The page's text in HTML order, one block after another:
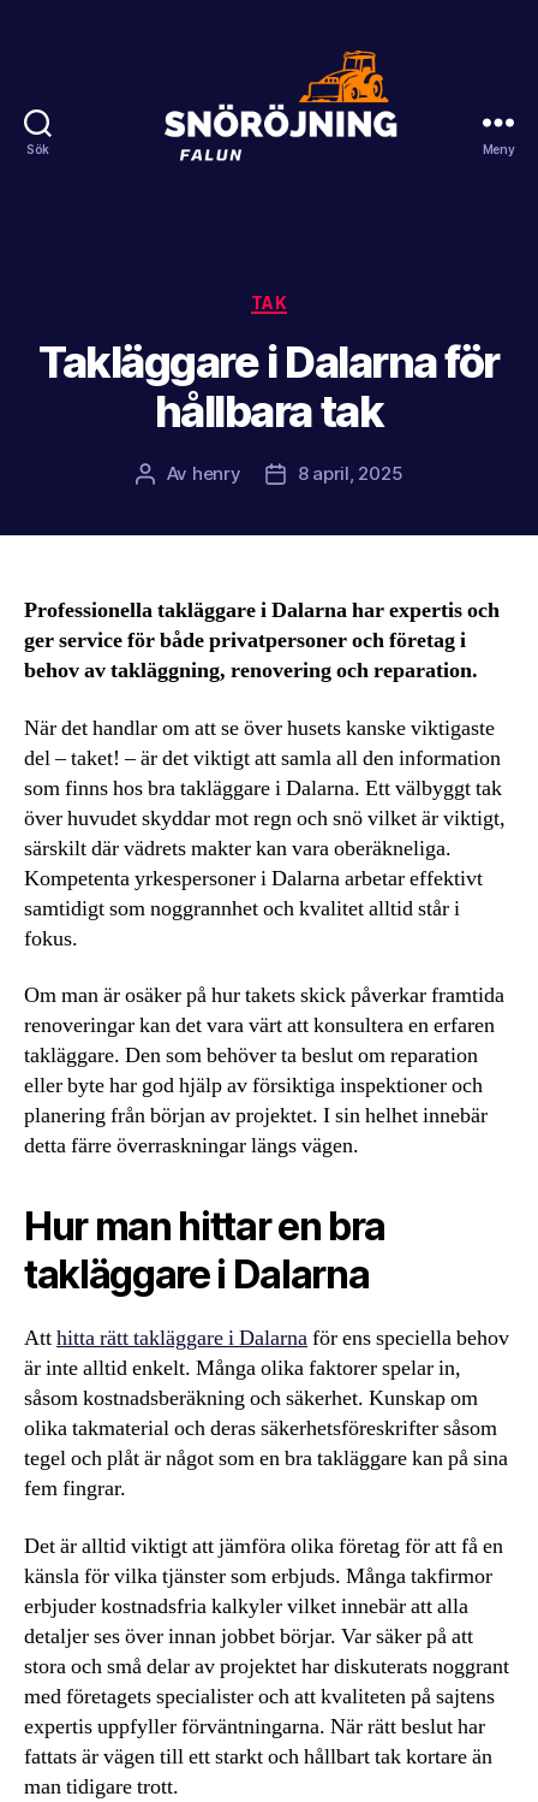
Sök Meny
Kategorier
TAK
Takläggare i Dalarna för
hållbara tak
Inläggsförfattare
Av henry Inläggsdatum
8 april, 2025
Professionella takläggare i Dalarna har expertis och
ger service för både privatpersoner och företag i
behov av takläggning, renovering och reparation.
När det handlar om att se över husets kanske viktigaste
del – taket! – är det viktigt att samla all den information
som finns hos bra takläggare i Dalarna. Ett välbyggt tak
över huvudet skyddar mot regn och snö vilket är viktigt,
särskilt där vädrets makter kan vara oberäkneliga.
Kompetenta yrkespersoner i Dalarna arbetar effektivt
samtidigt som noggrannhet och kvalitet alltid står i
fokus.
Om man är osäker på hur takets skick påverkar framtida
renoveringar kan det vara värt att konsultera en erfaren
takläggare. Den som behöver ta beslut om reparation
eller byte har god hjälp av försiktiga inspektioner och
planering från början av projektet. I sin helhet innebär
detta färre överraskningar längs vägen.
Hur man hittar en bra
takläggare i Dalarna
Atthitta rätt takläggare i Dalarnaför ens speciella behov
är inte alltid enkelt. Många olika faktorer spelar in,
såsom kostnadsberäkning och säkerhet. Kunskap om
olika takmaterial och deras säkerhetsföreskrifter såsom
tegel och plåt är något som en bra takläggare kan på sina
fem fingrar.
Det är alltid viktigt att jämföra olika företag för att få en
känsla för vilka tjänster som erbjuds. Många takfirmor
erbjuder kostnadsfria kalkyler vilket innebär att alla
detaljer ses över innan jobbet börjar. Var säker på att
stora och små delar av projektet har diskuterats noggrant
med företagets specialister och att kvaliteten på sajtens
expertis uppfyller förväntningarna. När rätt beslut har
fattats är vägen till ett starkt och hållbart tak kortare än
man tidigare trott.